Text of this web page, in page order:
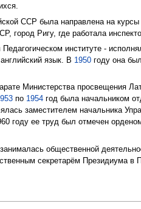
ССР была направлена на
город Ригу, где работала
институте -
язык. В 1950 году она
Министерства просвещения
по 1954 год была начальником
заместителем начальника
году ее труд был отмечен
общественной
секретарём Президиума в